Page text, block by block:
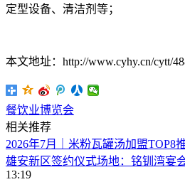
定型设备、清洁剂等；
本文地址：http://www.cyhy.cn/cytt/
餐饮业博览会
相关推荐
2026年7月｜米粉瓦罐汤加盟TOP8
雄安新区签约仪式场地：铭钏湾宴
13:19